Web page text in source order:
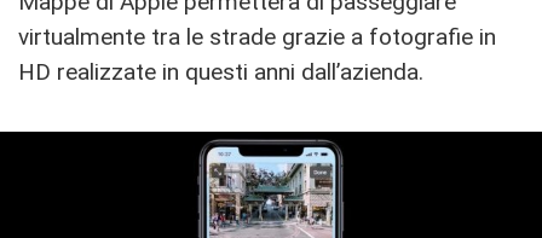
virtualmente tra le strade grazie a fotografie in
HD realizzate in questi anni dall’azienda.